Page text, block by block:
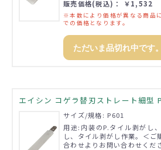
販売価格(税込)： ￥1,532
※本数により価格が異なる商品
での価格となります。
ただいま品切れ中です。
エイシン コゲラ替刃ストレート細型
サイズ/規格: P601
用途:内装のP.タイル剥がし
し、タイル剥がし作業。＜ご
合わせよりお問い合わせくだ